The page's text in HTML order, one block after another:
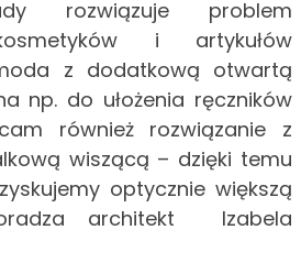
rozwiązuje problem
i artykułów
z dodatkową otwartą
np. do ułożenia ręczników
również rozwiązanie z
wiszącą – dzięki temu
optycznie większą
architekt Izabela